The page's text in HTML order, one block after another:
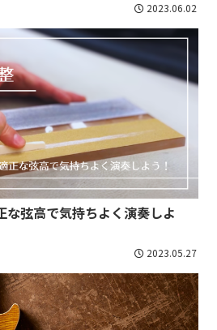
2023.06.02
弦高で気持ちよく演奏しよ
2023.05.27